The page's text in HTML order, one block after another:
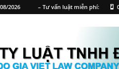
2026 – Tư vấn luật miễn phí: